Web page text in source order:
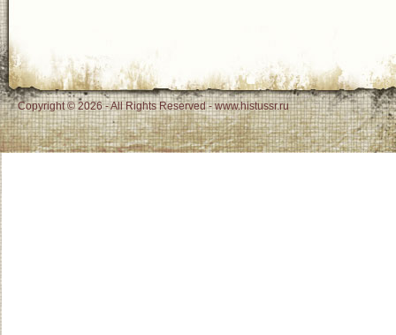
Copyright © 2026 - All Rights Reserved - www.histussr.ru